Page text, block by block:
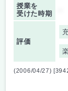
授業を
受けた時期
評価
(2006/04/27)